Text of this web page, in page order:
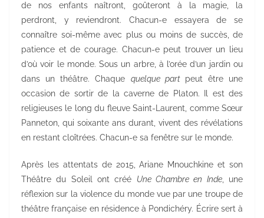
de nos enfants naîtront, goûteront à la magie, la
perdront, y reviendront. Chacun-e essayera de se
connaître soi-même avec plus ou moins de succès, de
patience et de courage. Chacun-e peut trouver un lieu
d’où voir le monde. Sous un arbre, à l’orée d’un jardin ou
dans un théâtre. Chaque quelque part peut être une
occasion de sortir de la caverne de Platon. Il est des
religieuses le long du fleuve Saint-Laurent, comme Sœur
Panneton, qui soixante ans durant, vivent des révélations
en restant cloîtrées. Chacun-e sa fenêtre sur le monde.
Après les attentats de 2015, Ariane Mnouchkine et son
Théâtre du Soleil ont créé Une Chambre en Inde, une
réflexion sur la violence du monde vue par une troupe de
théâtre française en résidence à Pondichéry. Écrire sert à